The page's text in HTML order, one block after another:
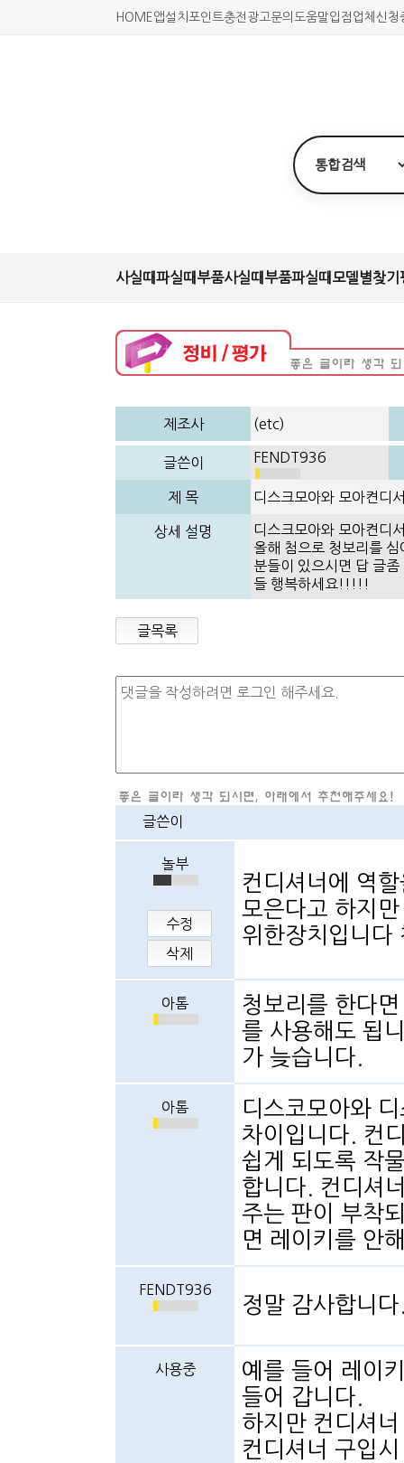
HOME 앱설치 포인트충전 광고문의 도움말입점업체신청
사실때파실때 부품사실때 부품파실때 모델별찾기
제조사 (etc)
글쓴이 FENDT936
제 목 디스크모아와 모아켠디
상세 설명
디스크모아와 모아켠디
올해 첨으로 청보리를
분들이 있으시면 답 글
들 행복하세요!!!!!
글목록
글쓴이
놀부
수정
삭제
컨디셔너에 역
모은다고 하지
위한장치입니다
아톰
청보리를 한다
를 사용해도 됩
가 늦습니다.
아톰
디스코모아와
차이입니다. 컨
쉽게 되도록 작
합니다. 컨디셔
주는 판이 부착
면 레이키를 안
FENDT936
정말 감사합니
사용중
예를 들어 레이
들어 갑니다.
하지만 컨디셔
컨디셔너 구입